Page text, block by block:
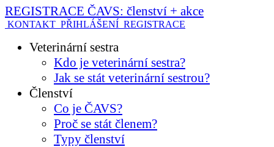
REGISTRACE ČAVS: členství + akce
KONTAKT PŘIHLÁŠENÍ REGISTRACE
Veterinární sestra
Kdo je veterinární sestra?
Jak se stát veterinární sestrou?
Členství
Co je ČAVS?
Proč se stát členem?
Typy členství